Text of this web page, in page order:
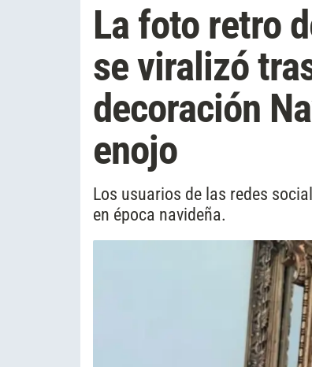
La foto retro
se viralizó
decoración
enojo
Los usuarios de las redes
en época navideña.